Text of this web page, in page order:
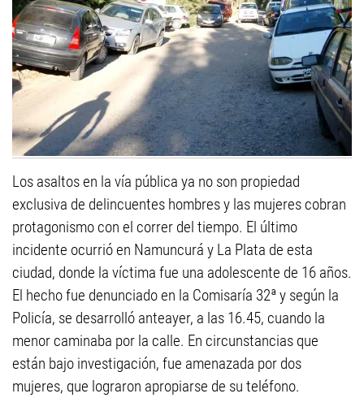
Los asaltos en la vía pública ya no son propiedad
exclusiva de delincuentes hombres y las mujeres cobran
protagonismo con el correr del tiempo. El último
incidente ocurrió en Namuncurá y La Plata de esta
ciudad, donde la víctima fue una adolescente de 16 años.
El hecho fue denunciado en la Comisaría 32ª y según la
Policía, se desarrolló anteayer, a las 16.45, cuando la
menor caminaba por la calle. En circunstancias que
están bajo investigación, fue amenazada por dos
mujeres, que lograron apropiarse de su teléfono.